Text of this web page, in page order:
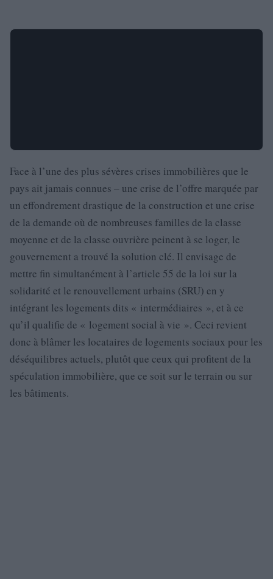
Face à l’une des plus sévères crises immobilières que le
pays ait jamais connues – une crise de l’offre marquée par
un effondrement drastique de la construction et une crise
de la demande où de nombreuses familles de la classe
moyenne et de la classe ouvrière peinent à se loger, le
gouvernement a trouvé la solution clé. Il envisage de
mettre fin simultanément à l’article 55 de la loi sur la
solidarité et le renouvellement urbains (SRU) en y
intégrant les logements dits « intermédiaires », et à ce
qu’il qualifie de « logement social à vie ». Ceci revient
donc à blâmer les locataires de logements sociaux pour les
déséquilibres actuels, plutôt que ceux qui profitent de la
spéculation immobilière, que ce soit sur le terrain ou sur
les bâtiments.